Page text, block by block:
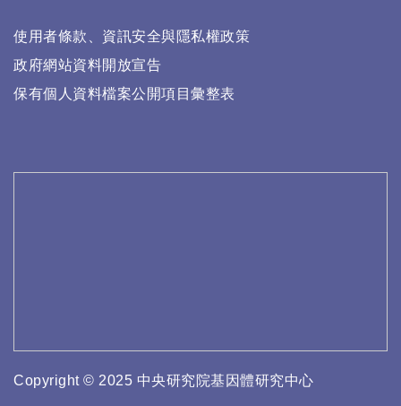
使用者條款、資訊安全與隱私權政策
政府網站資料開放宣告
保有個人資料檔案公開項目彙整表
Copyright © 2025 中央研究院基因體研究中心